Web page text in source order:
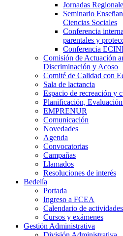
Jornadas
Seminario
Ciencias Sociales
Conferencia
parentales y
Conferencia
Comisión de Actuación
Discriminación y Acoso
Comité de Calidad con
Sala de lactancia
Espacio de recreación y
Planificación,
EMPRENUR
Comunicación
Novedades
Agenda
Convocatorias
Campañas
Llamados
Resoluciones de interés
Bedelía
Portada
Ingreso a FCEA
Calendario de actividades
Cursos y exámenes
Gestión Administrativa